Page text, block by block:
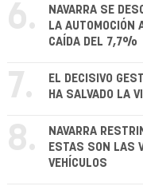
6.
NAVARRA SE
LA AUTOMOCIÓN
CAÍDA DEL 7,7%
7.
EL DECISIVO
HA SALVADO LA
8.
NAVARRA
ESTAS SON LAS
VEHÍCULOS